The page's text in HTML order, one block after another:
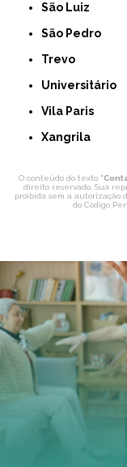
São Luiz
São Pedro
Trevo
Universitário
Vila Paris
Xangrila
O conteúdo do texto "
direito reservado. Sua
proibida sem a autorização
do Código